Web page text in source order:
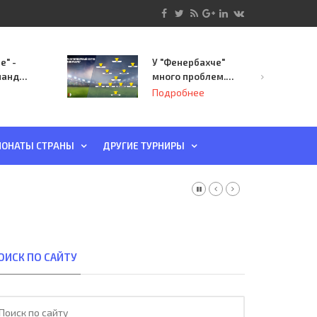
-
У "Фенербахче"
много проблем.
Но он опасен для
Подробнее
СТРАНЫ ДРУГИЕ ТУРНИРЫ
ПО САЙТУ